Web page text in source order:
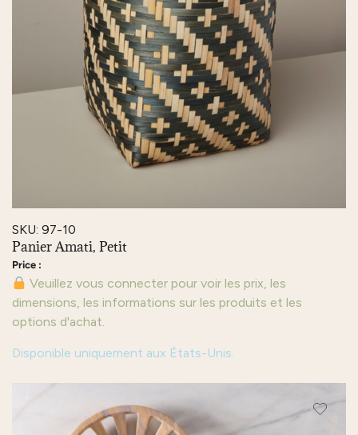
SKU: 97-10
Panier Amati, Petit
Veuillez vous connecter pour voir les prix, les
dimensions, les informations sur les produits et les
options d'achat.
Disponible uniquement aux États-Unis.